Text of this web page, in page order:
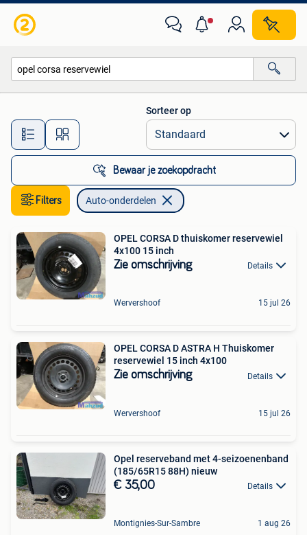
Alle afstanden…
Sorteer op
Bewaar je zoekopdracht
Filters Auto-onderdelen
OPEL CORSA D thuiskomer reservewiel
4x100 15 inch
Zie omschrijving Details
Wervershoof 15 jul 26
OPEL CORSA D ASTRA H Thuiskomer
reservewiel 15 inch 4x100
Zie omschrijving Details
Wervershoof 15 jul 26
Opel reserveband met 4-seizoenenband
(185/65R15 88H) nieuw
€ 35,00 Details
Montignies-Sur-Sambre 1 aug 26